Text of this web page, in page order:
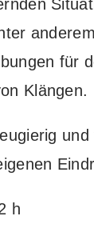
für
Klängen.
h